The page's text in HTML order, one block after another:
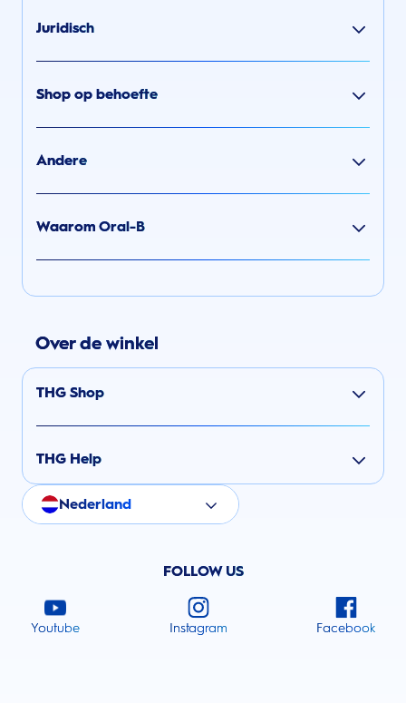
Juridisch
Shop op behoefte
Andere
Waarom Oral-B
Over de winkel
THG Shop
THG Help
Nederland
FOLLOW US
Youtube Instagram Facebook